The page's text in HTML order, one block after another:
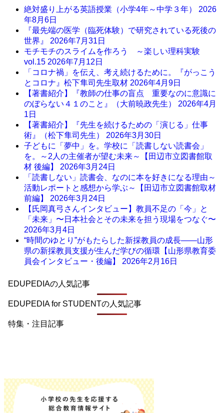
絶対盛り上がる英語授業（小学4年～中学３年） 2026
年8月6日
『最先端の医学（臨死体験）で研究されている死後の
世界』 2026年7月31日
モチモチのスライムを作ろう ～楽しい理科実験
vol.15 2026年7月12日
「コロナ禍」を伝え、考え続けるために。『がっこう
とコロナ』松下隼司先生取材 2026年4月9日
【著書紹介】『教師の仕事の盲点 重要なのに意識に
のぼらない４１のこと』（大前暁政先生） 2026年4月
1日
【著書紹介】『先生を続けるための「演じる」仕事
術』（松下隼司先生） 2026年3月30日
子どもに「夢中」を。学校に「読書しない読書会」
を。～2人の主催者が望む未来～【田辺市立図書館取
材 後編】 2026年3月24日
「読書しない」読書会、なのに本を好きになる理由～
活動レポートと感想から学ぶ～【田辺市立図書館取材
前編】 2026年3月24日
【氏岡真弓さんインタビュー】教員不足の「今」と
「未来」〜日本社会とその未来を担う現場をつなぐ〜
2026年3月4日
“時間のゆとり”がもたらした新採教員の成長――山形
県の新採教員支援が生んだ学びの循環【山形県教育委
員会インタビュー・後編】 2026年2月16日
EDUPEDIAの人気記事
EDUPEDIA for STUDENTの人気記事
特集・注目記事